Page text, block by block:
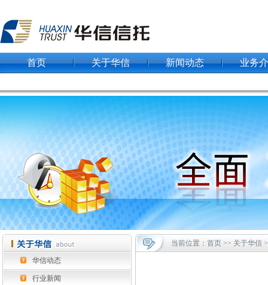
首页 关于华信 新闻动态 业务
华信动态
行业新闻
当前位置：首页 >> 关于华信